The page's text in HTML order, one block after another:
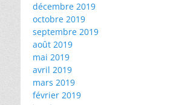
décembre 2019
octobre 2019
septembre 2019
août 2019
mai 2019
avril 2019
mars 2019
février 2019